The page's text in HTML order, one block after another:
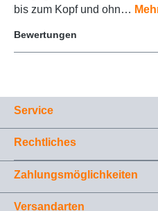
bis zum Kopf und ohn…
Bewertungen
Service
Rechtliches
Zahlungsmöglichkeiten
Versandarten